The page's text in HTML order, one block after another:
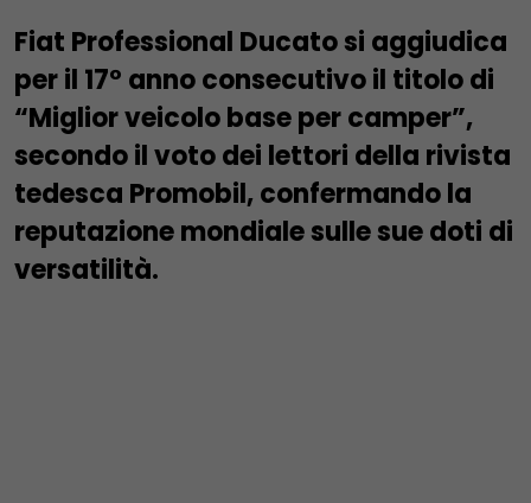
Fiat Professional Ducato si aggiudica
per il 17° anno consecutivo il titolo di
“Miglior veicolo base per camper”,
secondo il voto dei lettori della rivista
tedesca Promobil, confermando la
reputazione mondiale sulle sue doti di
versatilità.